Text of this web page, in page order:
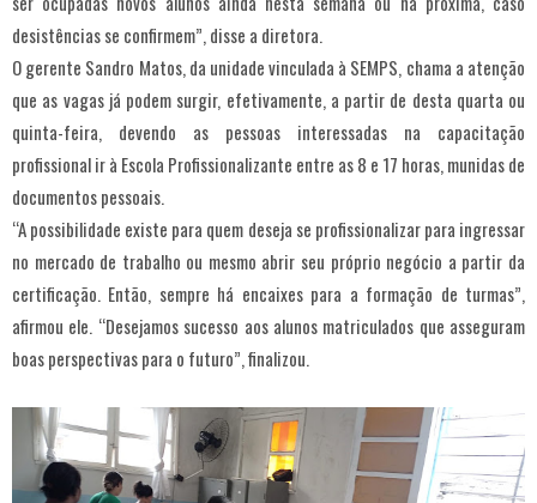
desistências se confirmem”, disse a diretora.
O gerente Sandro Matos, da unidade vinculada à SEMPS, chama a atenção
que as vagas já podem surgir, efetivamente, a partir de desta quarta ou
quinta-feira, devendo as pessoas interessadas na capacitação
profissional ir à Escola Profissionalizante entre as 8 e 17 horas, munidas de
documentos pessoais.
“A possibilidade existe para quem deseja se profissionalizar para ingressar
no mercado de trabalho ou mesmo abrir seu próprio negócio a partir da
certificação. Então, sempre há encaixes para a formação de turmas”,
afirmou ele. “Desejamos sucesso aos alunos matriculados que asseguram
boas perspectivas para o futuro”, finalizou.